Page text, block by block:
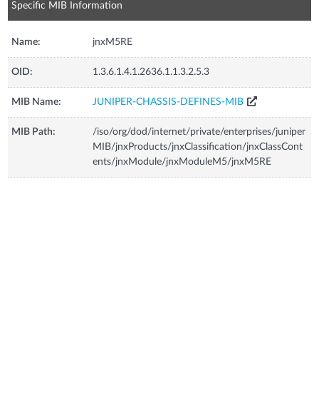
Specific MIB Information
Name: jnxM5RE
OID: 1.3.6.1.4.1.2636.1.1.3.2.5.3
MIB Name: JUNIPER-CHASSIS-DEFINES-MIB
MIB Path:
/iso/org/dod/internet/private/enterprises/juniper
MIB/jnxProducts/jnxClassification/jnxClassCont
ents/jnxModule/jnxModuleM5/jnxM5RE